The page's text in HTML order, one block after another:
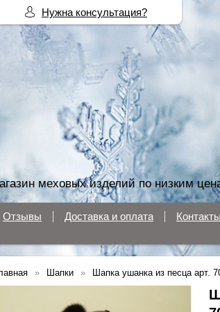
меховых изделий по низким
Отзывы Доставка и оплата Контакты
Шапки Шапка ушанка из песца арт.
Нужна консультация?